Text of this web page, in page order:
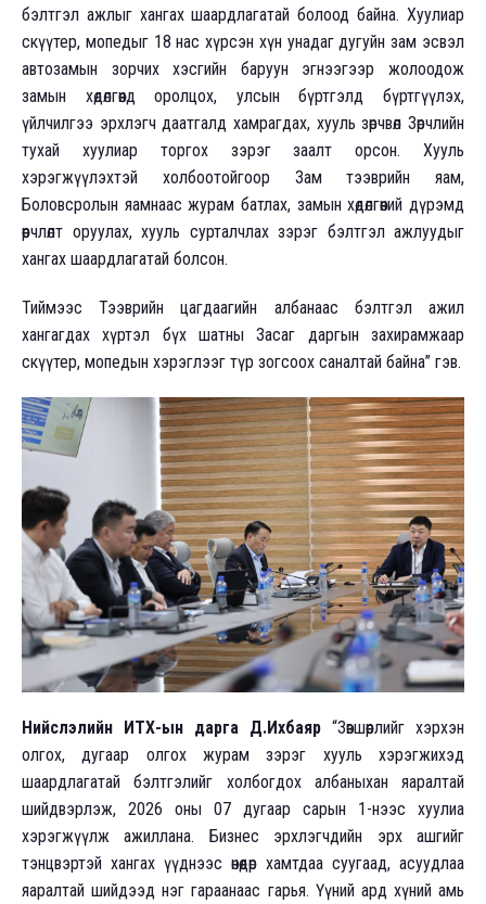
бэлтгэл ажлыг хангах шаардлагатай болоод байна. Хуулиар
скүүтер, мопедыг 18 нас хүрсэн хүн унадаг дугуйн зам эсвэл
автозамын зорчих хэсгийн баруун эгнээгээр жолоодож
замын хөдөлгөөнд оролцох, улсын бүртгэлд бүртгүүлэх,
үйлчилгээ эрхлэгч даатгалд хамрагдах, хууль зөрчвөл Зөрчлийн
тухай хуулиар торгох зэрэг заалт орсон. Хууль
хэрэгжүүлэхтэй холбоотойгоор Зам тээврийн яам,
Боловсролын яамнаас журам батлах, замын хөдөлгөөний дүрэмд
өөрчлөлт оруулах, хууль сурталчлах зэрэг бэлтгэл ажлуудыг
хангах шаардлагатай болсон.
Тиймээс Тээврийн цагдаагийн албанаас бэлтгэл ажил
хангагдах хүртэл бүх шатны Засаг даргын захирамжаар
скүүтер, мопедын хэрэглээг түр зогсоох саналтай байна” гэв.
Нийслэлийн ИТХ-ын дарга Д.Ихбаяр “Зөвшөөрлийг хэрхэн
олгох, дугаар олгох журам зэрэг хууль хэрэгжихэд
шаардлагатай бэлтгэлийг холбогдох албаныхан яаралтай
шийдвэрлэж, 2026 оны 07 дугаар сарын 1-нээс хуулиа
хэрэгжүүлж ажиллана. Бизнес эрхлэгчдийн эрх ашгийг
тэнцвэртэй хангах үүднээс өнөөдөр хамтдаа суугаад, асуудлаа
яаралтай шийдээд нэг гараанаас гарья. Үүний ард хүний амь